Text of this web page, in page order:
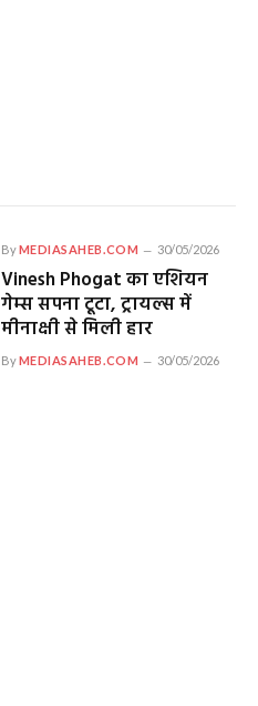
ByMEDIASAHEB.COM 30/05/2026
Vinesh Phogat का एशियन
गेम्स सपना टूटा, ट्रायल्स में
मीनाक्षी से मिली हार
ByMEDIASAHEB.COM 30/05/2026